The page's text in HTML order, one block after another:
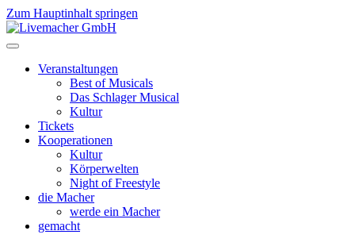
Zum Hauptinhalt springen
Veranstaltungen
Best of Musicals
Das Schlager Musical
Kultur
Tickets
Kooperationen
Kultur
Körperwelten
Night of Freestyle
die Macher
werde ein Macher
gemacht